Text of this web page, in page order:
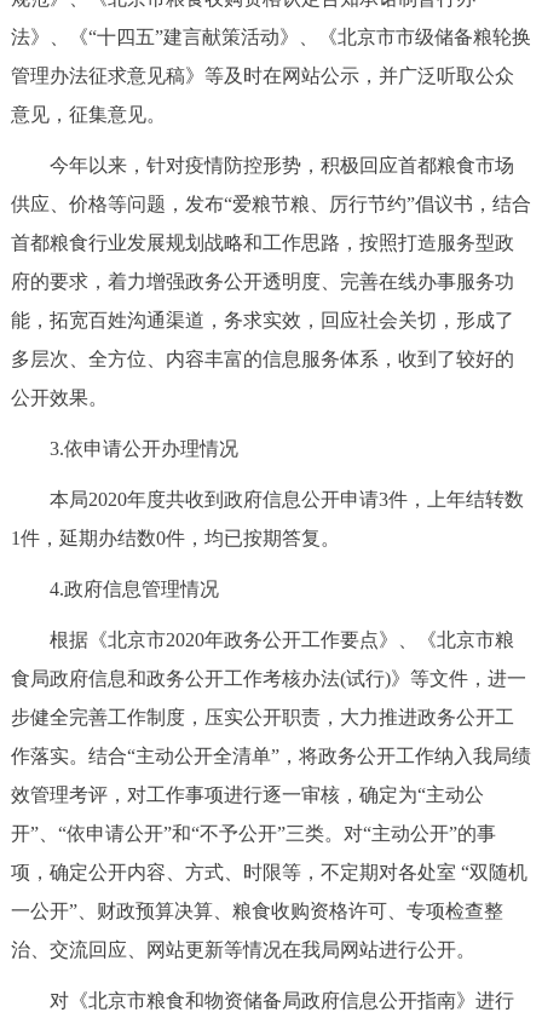
法》、《“十四五”建言献策活动》、《北京市市级储备粮轮换
管理办法征求意见稿》等及时在网站公示，并广泛听取公众
意见，征集意见。
今年以来，针对疫情防控形势，积极回应首都粮食市场
供应、价格等问题，发布“爱粮节粮、厉行节约”倡议书，结合
首都粮食行业发展规划战略和工作思路，按照打造服务型政
府的要求，着力增强政务公开透明度、完善在线办事服务功
能，拓宽百姓沟通渠道，务求实效，回应社会关切，形成了
多层次、全方位、内容丰富的信息服务体系，收到了较好的
公开效果。
3.依申请公开办理情况
本局2020年度共收到政府信息公开申请3件，上年结转数
1件，延期办结数0件，均已按期答复。
4.政府信息管理情况
根据《北京市2020年政务公开工作要点》、《北京市粮
食局政府信息和政务公开工作考核办法(试行)》等文件，进一
步健全完善工作制度，压实公开职责，大力推进政务公开工
作落实。结合“主动公开全清单”，将政务公开工作纳入我局绩
效管理考评，对工作事项进行逐一审核，确定为“主动公
开”、“依申请公开”和“不予公开”三类。对“主动公开”的事
项，确定公开内容、方式、时限等，不定期对各处室 “双随机
一公开”、财政预算决算、粮食收购资格许可、专项检查整
治、交流回应、网站更新等情况在我局网站进行公开。
对《北京市粮食和物资储备局政府信息公开指南》进行